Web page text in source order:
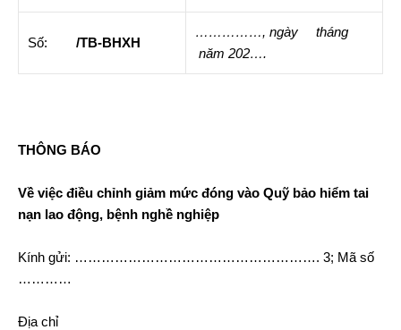
Số: /TB-BHXH
……………, ngày
tháng
năm 202….
THÔNG BÁO
Về việc điều chỉnh giảm mức đóng vào Quỹ bảo hiểm tai
nạn lao động, bệnh nghề nghiệp
Kính gửi: ………………………………………………. 3; Mã số
…………
Địa chỉ